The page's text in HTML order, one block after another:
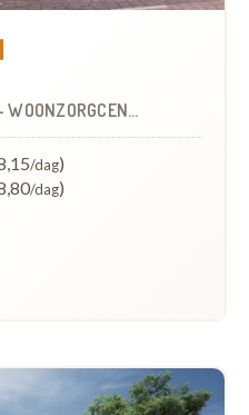
WOONZORGCENTRUM (WZC)
/dag)
/dag)